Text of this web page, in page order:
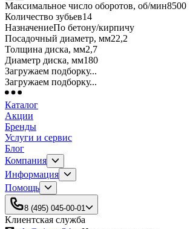
Максимальное число оборотов, об/мин8500
Количество зубьев14
НазначениеПо бетону/кирпичу
Посадочный диаметр, мм22,2
Толщина диска, мм2,7
Диаметр диска, мм180
Загружаем подборку...
Загружаем подборку...
Каталог
Акции
Бренды
Услуги и сервис
Блог
Компания
Информация
Помощь
8 (495) 045-00-01
Клиентская служба